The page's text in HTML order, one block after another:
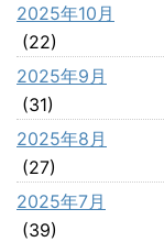
2025年10月
(22)
2025年9月
(31)
2025年8月
(27)
2025年7月
(39)